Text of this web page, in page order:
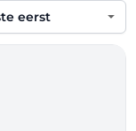
op